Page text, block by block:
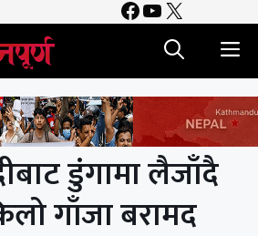
Facebook
YouTube
X
डुंगामा लैजाँदै
गाँजा बरामद